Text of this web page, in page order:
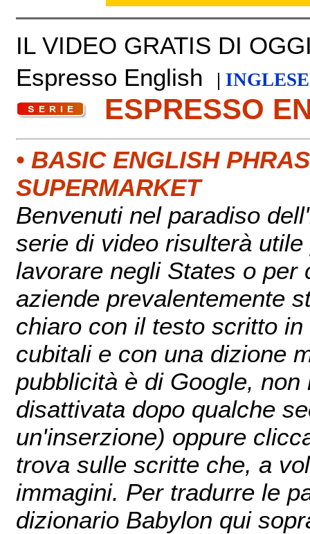
IL VIDEO GRATIS DI
Espresso English
|
ESPRESSO
• BASIC ENGLISH
SUPERMARKET
Benvenuti nel paradiso
serie di video risulterà
lavorare negli States o per
aziende prevalentemente
chiaro con il testo scritto
cubitali e con una dizione
pubblicità è di Google,
disattivata dopo qualche
un'inserzione) oppure
trova sulle scritte che, a
immagini. Per tradurre le
dizionario Babylon qui